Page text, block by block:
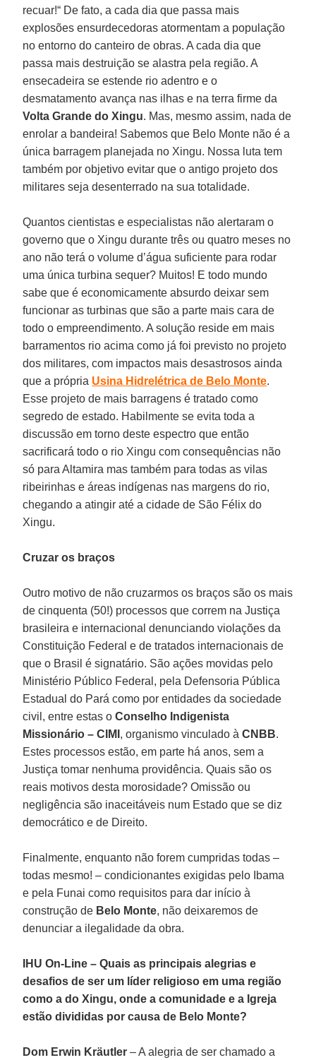
recuar!“ De fato, a cada dia que passa mais
explosões ensurdecedoras atormentam a população
no entorno do canteiro de obras. A cada dia que
passa mais destruição se alastra pela região. A
ensecadeira se estende rio adentro e o
desmatamento avança nas ilhas e na terra firme da
Volta Grande do Xingu. Mas, mesmo assim, nada de
enrolar a bandeira! Sabemos que Belo Monte não é a
única barragem planejada no Xingu. Nossa luta tem
também por objetivo evitar que o antigo projeto dos
militares seja desenterrado na sua totalidade.
Quantos cientistas e especialistas não alertaram o
governo que o Xingu durante três ou quatro meses no
ano não terá o volume d’água suficiente para rodar
uma única turbina sequer? Muitos! E todo mundo
sabe que é economicamente absurdo deixar sem
funcionar as turbinas que são a parte mais cara de
todo o empreendimento. A solução reside em mais
barramentos rio acima como já foi previsto no projeto
dos militares, com impactos mais desastrosos ainda
que a própria Usina Hidrelétrica de Belo Monte.
Esse projeto de mais barragens é tratado como
segredo de estado. Habilmente se evita toda a
discussão em torno deste espectro que então
sacrificará todo o rio Xingu com consequências não
só para Altamira mas também para todas as vilas
ribeirinhas e áreas indígenas nas margens do rio,
chegando a atingir até a cidade de São Félix do
Xingu.
Cruzar os braços
Outro motivo de não cruzarmos os braços são os mais
de cinquenta (50!) processos que correm na Justiça
brasileira e internacional denunciando violações da
Constituição Federal e de tratados internacionais de
que o Brasil é signatário. São ações movidas pelo
Ministério Público Federal, pela Defensoria Pública
Estadual do Pará como por entidades da sociedade
civil, entre estas oConselho Indigenista
Missionário – CIMI , organismo vinculado àCNBB.
Estes processos estão, em parte há anos, sem a
Justiça tomar nenhuma providência. Quais são os
reais motivos desta morosidade? Omissão ou
negligência são inaceitáveis num Estado que se diz
democrático e de Direito.
Finalmente, enquanto não forem cumpridas todas –
todas mesmo! – condicionantes exigidas pelo Ibama
e pela Funai como requisitos para dar início à
construção de Belo Monte, não deixaremos de
denunciar a ilegalidade da obra.
IHU On-Line – Quais as principais alegrias e
desafios de ser um líder religioso em uma região
como a do Xingu, onde a comunidade e a Igreja
estão divididas por causa de Belo Monte?
Dom Erwin Kräutler– A alegria de ser chamado a